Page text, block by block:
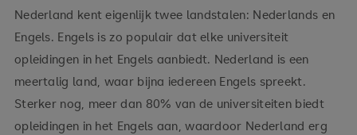
Nederland kent eigenlijk twee landstalen: Nederlands en
Engels. Engels is zo populair dat elke universiteit
opleidingen in het Engels aanbiedt. Nederland is een
meertalig land, waar bijna iedereen Engels spreekt.
Sterker nog, meer dan 80% van de universiteiten biedt
opleidingen in het Engels aan, waardoor Nederland erg